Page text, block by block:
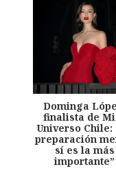
Dominga
finalista de
Universo Chile:
preparación
sí es la más
importante”